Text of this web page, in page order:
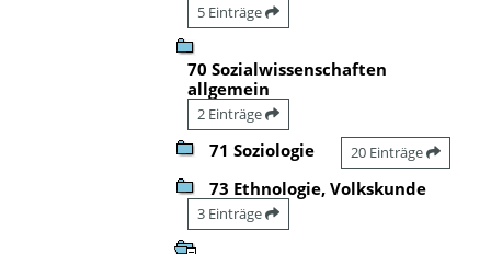
5 Einträge
70 Sozialwissenschaften
allgemein
2 Einträge
71 Soziologie 20 Einträge
73 Ethnologie, Volkskunde
3 Einträge